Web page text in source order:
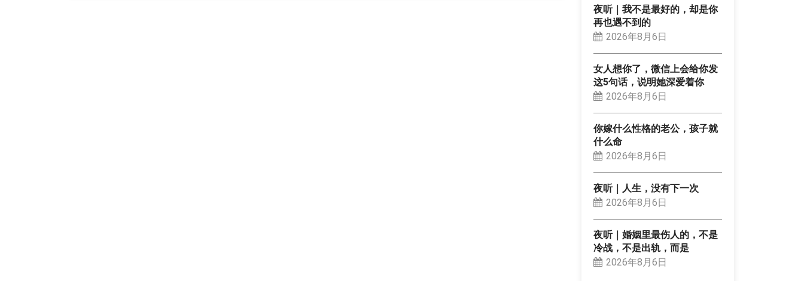
夜听｜我不是最好的，却是你
再也遇不到的
2026年8月6日
女人想你了，微信上会给你发
这5句话，说明她深爱着你
2026年8月6日
你嫁什么性格的老公，孩子就
什么命
2026年8月6日
夜听｜人生，没有下一次
2026年8月6日
夜听｜婚姻里最伤人的，不是
冷战，不是出轨，而是
2026年8月6日